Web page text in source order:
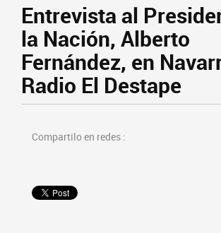
Entrevista al
la Nación, Alberto
Fernández, en
Radio El Destape
Compartilo en redes :